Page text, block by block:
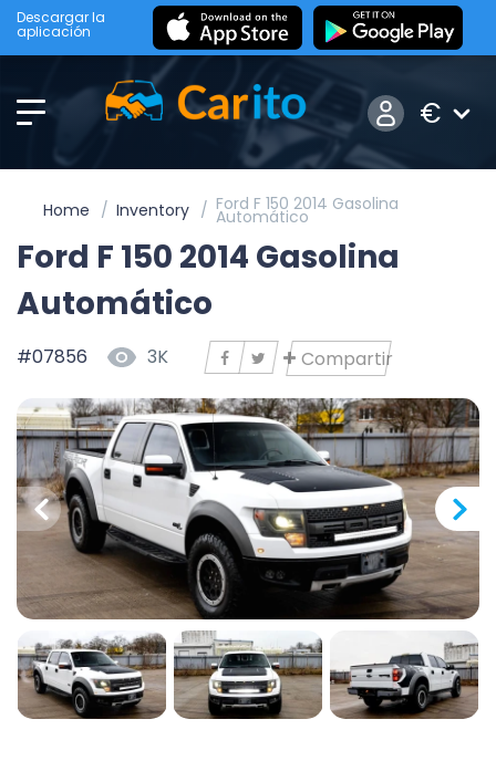
Descargar la
aplicación
€
Home Inventory Ford F 150 2014 Gasolina
Automático
Ford F 150 2014 Gasolina
Automático
#07856 3K Compartir